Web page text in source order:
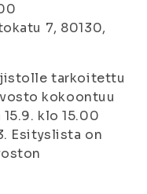
7, 80130,
tarkoitettu
kokoontuu
klo 15.00
Esityslista on